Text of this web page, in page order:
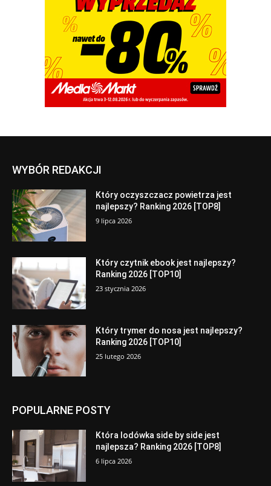
WYBÓR REDAKCJI
Który oczyszczacz powietrza jest
najlepszy? Ranking 2026 [TOP8]
9 lipca 2026
Który czytnik ebook jest najlepszy?
Ranking 2026 [TOP10]
23 stycznia 2026
Który trymer do nosa jest najlepszy?
Ranking 2026 [TOP10]
25 lutego 2026
POPULARNE POSTY
Która lodówka side by side jest
najlepsza? Ranking 2026 [TOP8]
6 lipca 2026